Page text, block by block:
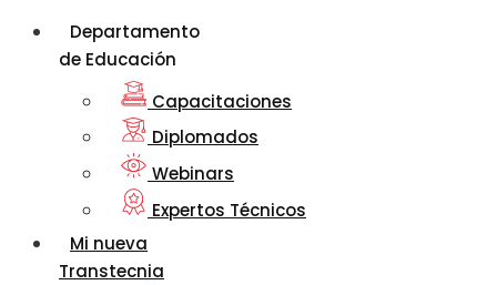
Departamento
de Educación
Capacitaciones
Diplomados
Webinars
Expertos Técnicos
Mi nueva
Transtecnia